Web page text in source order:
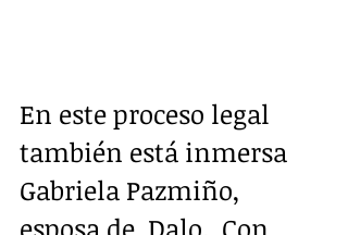
En este proceso legal
también está inmersa
Gabriela Pazmiño,
esposa de  Dalo.  Con